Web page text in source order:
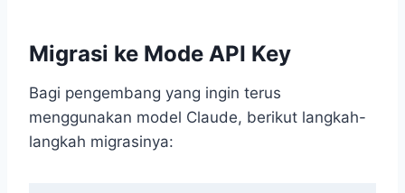
Migrasi ke Mode API Key
Bagi pengembang yang ingin terus
menggunakan model Claude, berikut langkah-
langkah migrasinya: